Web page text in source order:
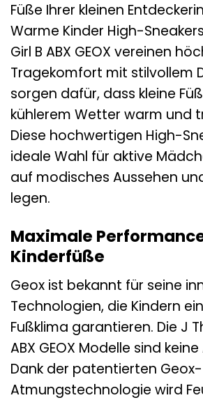
Füße Ihrer kleinen
Warme Kinder High-
Girl B ABX GEOX vereinen
Tragekomfort mit stilvollem
sorgen dafür, dass kleine
kühlerem Wetter warm und
Diese hochwertigen High-
ideale Wahl für aktive
auf modisches Aussehen
legen.
Maximale
Kinderfüße
Geox ist bekannt für seine
Technologien, die Kindern
Fußklima garantieren. Die J
ABX GEOX Modelle sind
Dank der patentierten Geox-
Atmungstechnologie wird